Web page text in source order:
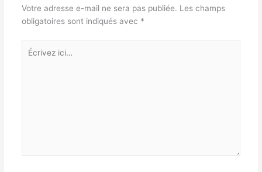
Votre adresse e-mail ne sera pas publiée. Les champs
obligatoires sont indiqués avec *
Écrivez
ici…